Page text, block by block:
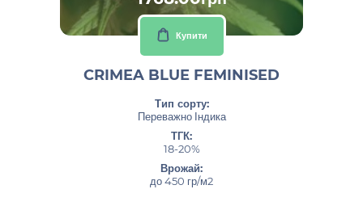
Купити
CRIMEA BLUE FEMINISED
Тип сорту:
Переважно Індика
ТГК:
18-20%
Врожай:
до 450 гр/м2